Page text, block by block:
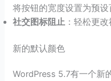
将按钮的宽度设置为预设
社交图标阻止 ：轻松更
新的默认颜色
WordPress 5.7有一个新